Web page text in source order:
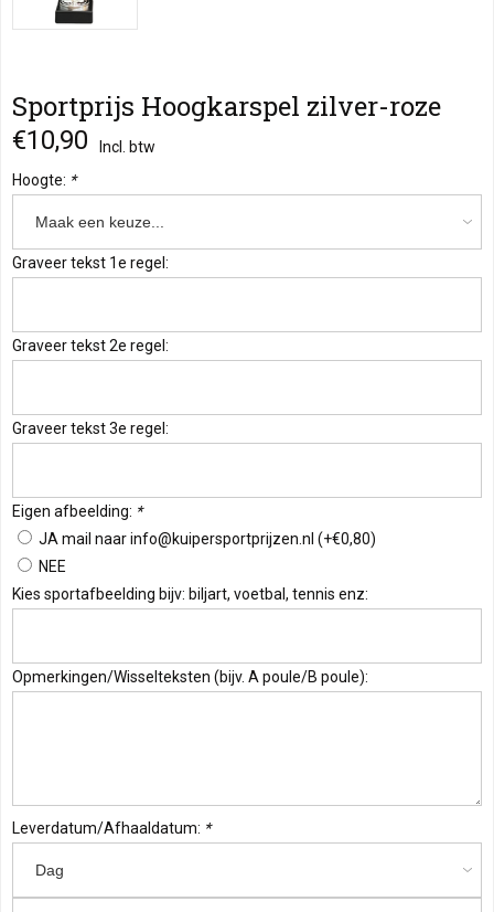
Sportprijs Hoogkarspel zilver-roze
€10,90
Incl. btw
Hoogte: *
Graveer tekst 1e regel:
Graveer tekst 2e regel:
Graveer tekst 3e regel:
Eigen afbeelding: *
JA mail naarinfo@kuipersportprijzen.nl (+€0,80)
NEE
Kies sportafbeelding bijv: biljart, voetbal, tennis enz:
Opmerkingen/Wisselteksten (bijv. A poule/B poule):
Leverdatum/Afhaaldatum: *